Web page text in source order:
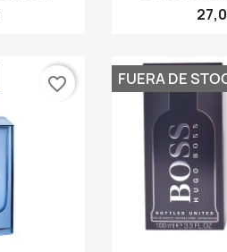
favorite_border FUERA DE